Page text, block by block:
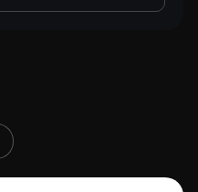
plus grand festival international de la
et le plus grand festival international
art et le plus grand festival